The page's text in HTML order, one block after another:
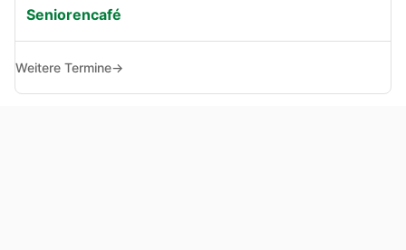
Seniorencafé
Weitere Termine→